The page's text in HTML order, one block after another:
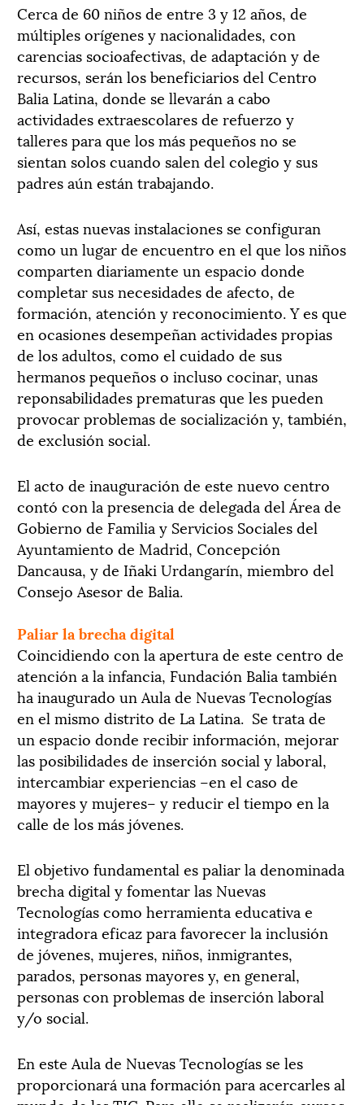
Cerca de 60 niños de entre 3 y 12 años, de
múltiples orígenes y nacionalidades, con
carencias socioafectivas, de adaptación y de
recursos, serán los beneficiarios del Centro
Balia Latina, donde se llevarán a cabo
actividades extraescolares de refuerzo y
talleres para que los más pequeños no se
sientan solos cuando salen del colegio y sus
padres aún están trabajando.
Así, estas nuevas instalaciones se configuran
como un lugar de encuentro en el que los niños
comparten diariamente un espacio donde
completar sus necesidades de afecto, de
formación, atención y reconocimiento. Y es que
en ocasiones desempeñan actividades propias
de los adultos, como el cuidado de sus
hermanos pequeños o incluso cocinar, unas
reponsabilidades prematuras que les pueden
provocar problemas de socialización y, también,
de exclusión social.
El acto de inauguración de este nuevo centro
contó con la presencia de delegada del Área de
Gobierno de Familia y Servicios Sociales del
Ayuntamiento de Madrid, Concepción
Dancausa, y de Iñaki Urdangarín, miembro del
Consejo Asesor de Balia.
Paliar la brecha digital
Coincidiendo con la apertura de este centro de
atención a la infancia, Fundación Balia también
ha inaugurado un Aula de Nuevas Tecnologías
en el mismo distrito de La Latina. Se trata de
un espacio donde recibir información, mejorar
las posibilidades de inserción social y laboral,
intercambiar experiencias –en el caso de
mayores y mujeres– y reducir el tiempo en la
calle de los más jóvenes.
El objetivo fundamental es paliar la denominada
brecha digital y fomentar las Nuevas
Tecnologías como herramienta educativa e
integradora eficaz para favorecer la inclusión
de jóvenes, mujeres, niños, inmigrantes,
parados, personas mayores y, en general,
personas con problemas de inserción laboral
y/o social.
En este Aula de Nuevas Tecnologías se les
proporcionará una formación para acercarles al